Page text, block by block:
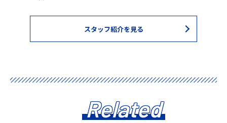
スタッフ紹介を見る
Related